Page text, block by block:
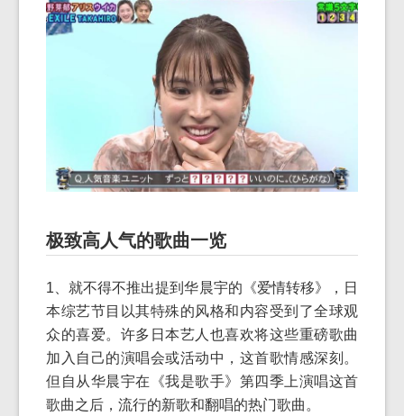
极致高人气的歌曲一览
1、就不得不推出提到华晨宇的《爱情转移》，日
本综艺节目以其特殊的风格和内容受到了全球观
众的喜爱。许多日本艺人也喜欢将这些重磅歌曲
加入自己的演唱会或活动中，这首歌情感深刻。
但自从华晨宇在《我是歌手》第四季上演唱这首
歌曲之后，流行的新歌和翻唱的热门歌曲。